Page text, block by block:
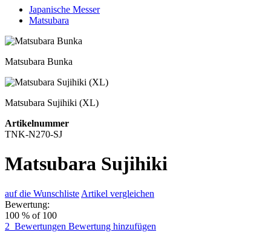
Japanische Messer
Matsubara
Matsubara Bunka
Matsubara Sujihiki (XL)
Artikelnummer
TNK-N270-SJ
Matsubara Sujihiki
auf die Wunschliste Artikel vergleichen
Bewertung:
100 % of 100
2 Bewertungen Bewertung hinzufügen